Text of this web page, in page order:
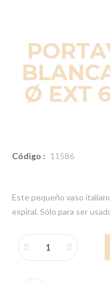
Ø EXT
Código : 11586
Este pequeño vaso
espiral. Sólo para ser